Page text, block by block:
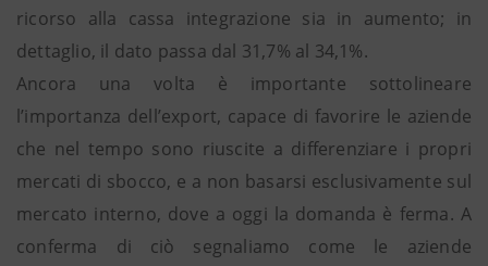
ricorso alla cassa integrazione sia in aumento; in
dettaglio, il dato passa dal 31,7% al 34,1%.
Ancora una volta è importante sottolineare
l’importanza dell’export, capace di favorire le aziende
che nel tempo sono riuscite a differenziare i propri
mercati di sbocco, e a non basarsi esclusivamente sul
mercato interno, dove a oggi la domanda è ferma. A
conferma di ciò segnaliamo come le aziende